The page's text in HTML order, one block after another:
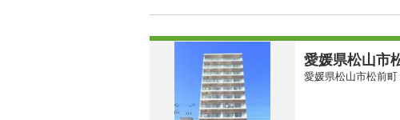
愛媛県松山市
愛媛県松山市松前町